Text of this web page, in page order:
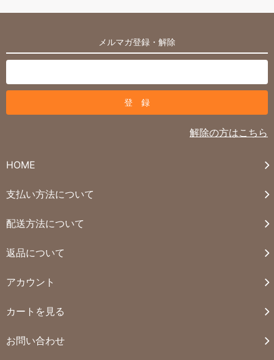
メルマガ登録・解除
解除の方はこちら
HOME
支払い方法について
配送方法について
返品について
アカウント
カートを見る
お問い合わせ